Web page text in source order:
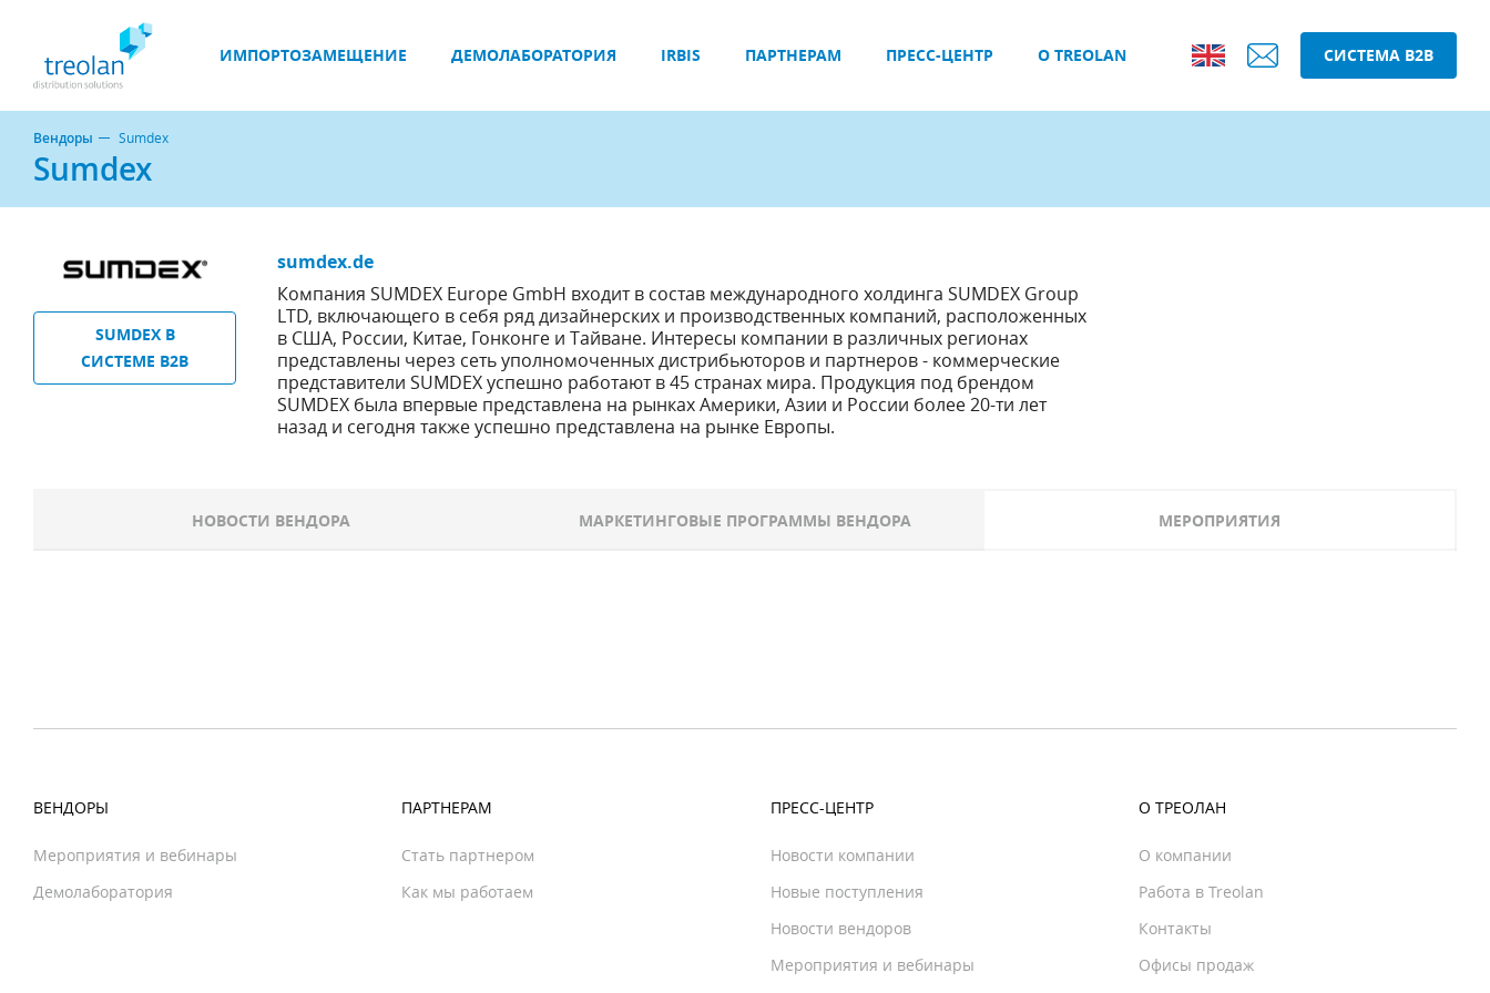
ИМПОРТОЗАМЕЩЕНИЕ ДЕМОЛАБОРАТОРИЯ IRBIS ПАРТНЕРАМ ПРЕСС-ЦЕНТР О TREOLAN СИСТЕМА B2B
Вендоры Sumdex
Sumdex
SUMDEX В
СИСТЕМЕ B2B
sumdex.de
Компания SUMDEX Europe GmbH входит в состав международного холдинга SUMDEX Group
LTD, включающего в себя ряд дизайнерских и производственных компаний, расположенных
в США, России, Китае, Гонконге и Тайване. Интересы компании в различных регионах
представлены через сеть уполномоченных дистрибьюторов и партнеров - коммерческие
представители SUMDEX успешно работают в 45 странах мира. Продукция под брендом
SUMDEX была впервые представлена на рынках Америки, Азии и России более 20-ти лет
назад и сегодня также успешно представлена на рынке Европы.
НОВОСТИ ВЕНДОРА МАРКЕТИНГОВЫЕ ПРОГРАММЫ ВЕНДОРА МЕРОПРИЯТИЯ
ВЕНДОРЫ
Мероприятия и вебинары
Демолаборатория
ПАРТНЕРАМ
Стать партнером
Как мы работаем
ПРЕСС-ЦЕНТР
Новости компании
Новые поступления
Новости вендоров
Мероприятия и вебинары
О ТРЕОЛАН
О компании
Работа в Treolan
Контакты
Офисы продаж